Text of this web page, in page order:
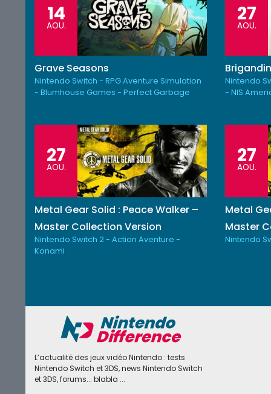
14
AOU.
Grave Seasons
Nintendo Switch - RPG Aventure Simulation
- Blumhouse Games - Perfect Garbage
27
AOU.
Nintendo
- NIS
27
AOU.
Metal Gear Solid : Peace Walker –
Master Collection Version
Nintendo Switch 2 - Action Aventure -
Konami
27
AOU.
Metal
Master
Nintendo
L’actualité des jeux vidéo Nintendo : tests
Nintendo Switch et 3DS, news Nintendo Switch
et 3DS, forums... blabla ...